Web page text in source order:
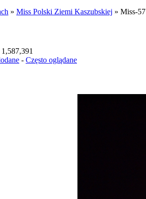
» Miss Polski Ziemi Kaszubskiej » Miss-57
- Często oglądane